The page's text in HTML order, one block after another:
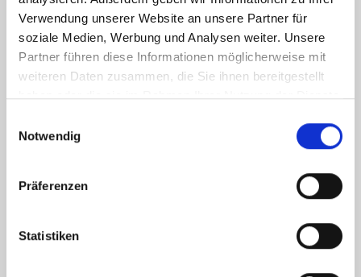
Verwendung unserer Website an unsere Partner für
soziale Medien, Werbung und Analysen weiter. Unsere
Partner führen diese Informationen möglicherweise mit
weiteren Daten zusammen, die Sie ihnen bereitgestellt
haben oder die sie im Rahmen Ihrer Nutzung der Dienste
Notwendig
Präferenzen
Statistiken
Energieverbrauchskennwert
Weitere Informationen
Wesentlicher Energieträger